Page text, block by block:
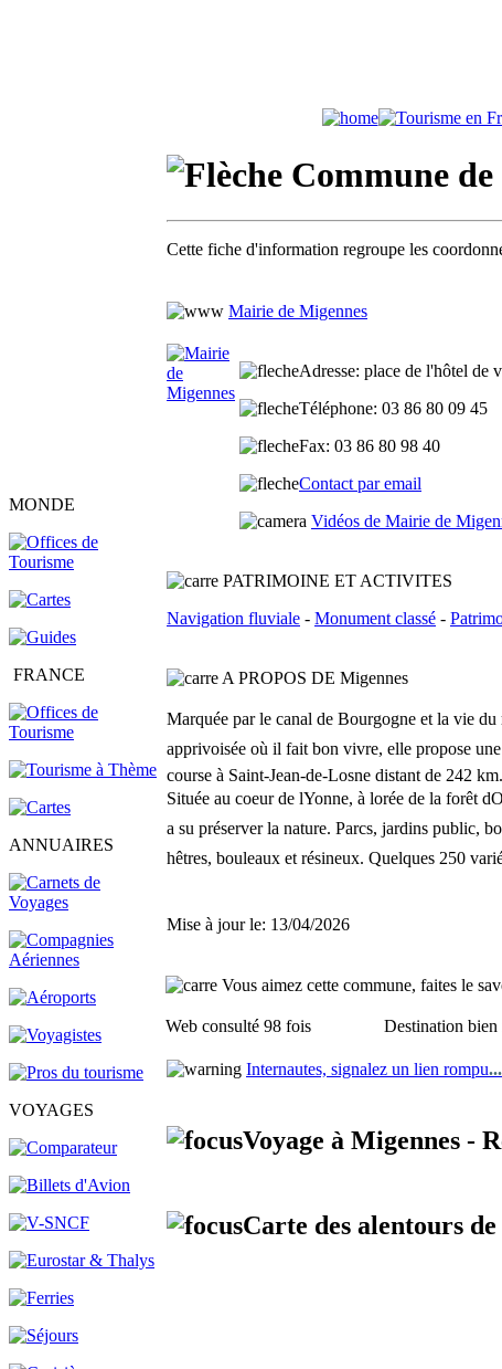
MONDE
FRANCE
ANNUAIRES
VOYAGES
Commune
Cette fiche d'information regroupe les
Mairie de Migennes
Adresse: place de l'hôtel de
Téléphone: 03 86 80 09 45
Fax: 03 86 80 98 40
Contact par email
Vidéos de Mairie de
PATRIMOINE ET ACTIVITES
Navigation fluviale - Monument classé -
A PROPOS DE Migennes
Marquée par le canal de Bourgogne et la vie du
apprivoisée où il fait bon vivre, elle propose
course à Saint-Jean-de-Losne distant de 242
Située au coeur de lYonne, à lorée de la forêt
a su préserver la nature. Parcs, jardins public,
hêtres, bouleaux et résineux. Quelques 250
Mise à jour le: 13/04/2026
Vous aimez cette commune, faites le
Web consulté 98 fois Destination bien
Internautes, signalez un lien rompu...
Voyage à Migennes -
Carte des alentours